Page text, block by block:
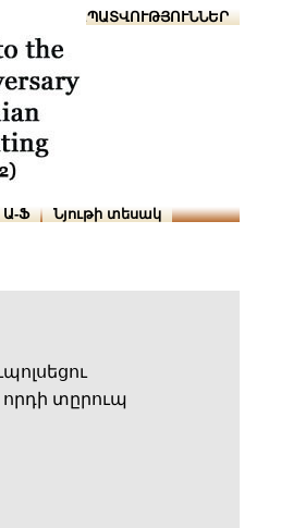
ՆԱԽԱՊԱՏՎՈՒԹՅՈՒՆՆԵՐ
Ա-Ֆ Նյութի տեսակ
տըրուպ